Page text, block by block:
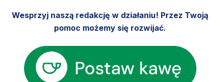
Wesprzyj naszą redakcję w działaniu! Przez Twoją
pomoc możemy się rozwijać.